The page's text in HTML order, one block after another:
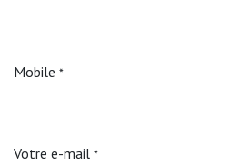
Mobile *
Votre e-mail *